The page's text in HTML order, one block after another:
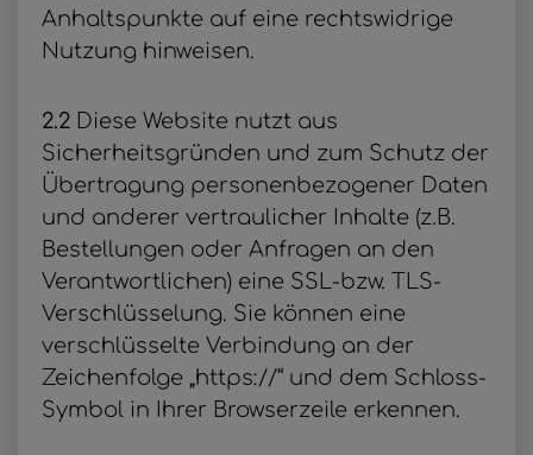
Anhaltspunkte auf eine rechtswidrige
Nutzung hinweisen.
2.2 Diese Website nutzt aus
Sicherheitsgründen und zum Schutz der
Übertragung personenbezogener Daten
und anderer vertraulicher Inhalte (z.B.
Bestellungen oder Anfragen an den
Verantwortlichen) eine SSL-bzw. TLS-
Verschlüsselung. Sie können eine
verschlüsselte Verbindung an der
Zeichenfolge „https://“ und dem Schloss-
Symbol in Ihrer Browserzeile erkennen.